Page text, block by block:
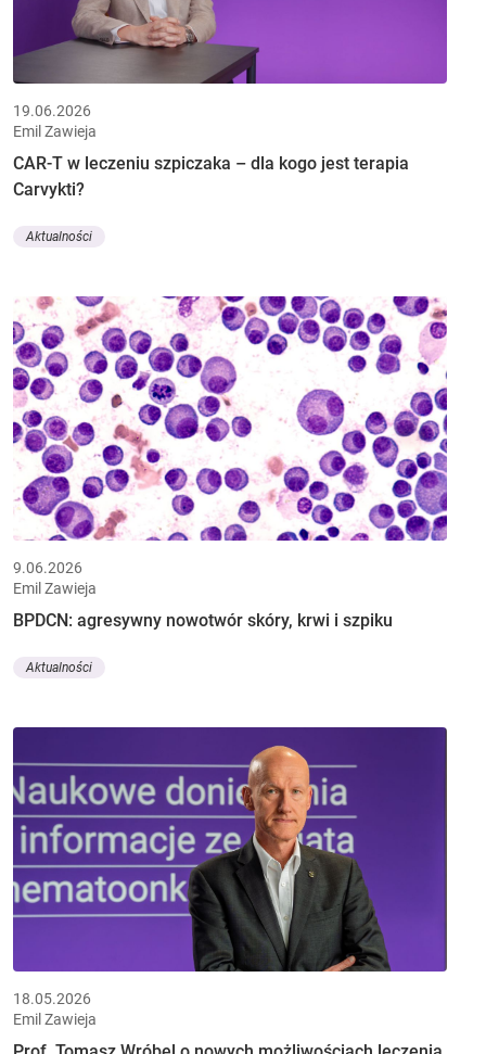
19.06.2026
Emil Zawieja
CAR-T w leczeniu szpiczaka – dla kogo jest terapia
Carvykti?
Aktualności
9.06.2026
Emil Zawieja
BPDCN: agresywny nowotwór skóry, krwi i szpiku
Aktualności
18.05.2026
Emil Zawieja